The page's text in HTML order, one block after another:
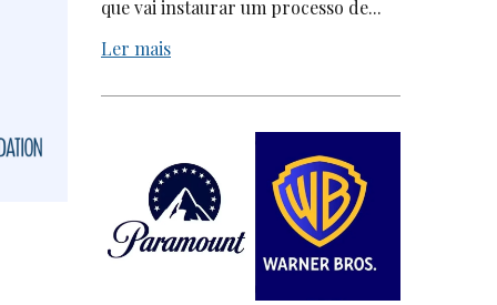
que vai instaurar um processo de...
Ler mais